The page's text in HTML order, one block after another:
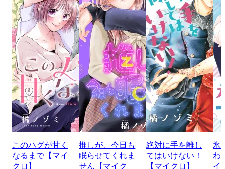
このハグが甘く
なるまで【マイ
クロ】
推しが、今日も
眠らせてくれま
せん【マイク
絶対に手を離し
てはいけない！
【マイクロ】
氷
わ
イ